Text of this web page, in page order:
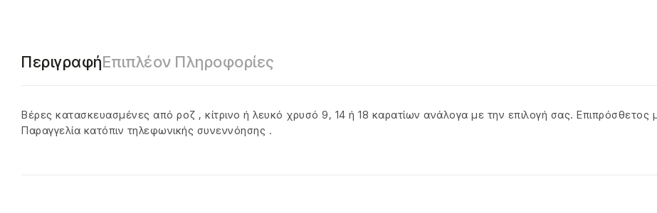
ΠεριγραφήΕπιπλέον Πληροφορίες
Βέρες κατασκευασμένες από ροζ , κίτρινο ή λευκό χρυσό 9, 14 ή 18 καρατίων ανάλογα με την επιλογή σας. Επιπρόσθετος
Παραγγελία κατόπιν τηλεφωνικής συνεννόησης .